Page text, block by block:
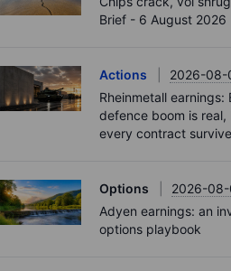
Brief - 6 August 2026
Actions
2026-08-
Rheinmetall earnings:
defence boom is real,
every contract
Options
2026-
Adyen earnings: an
options playbook